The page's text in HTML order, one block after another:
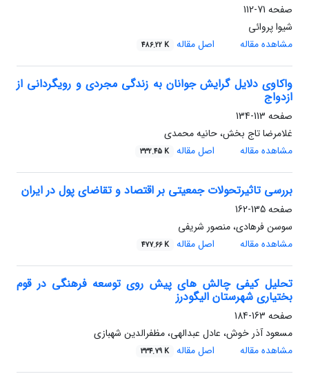
صفحه 71-112
شیوا پروائی
مشاهده مقاله
اصل مقاله 486.22 K
واکاوی دلایل گرایش جوانان به زندگی مجردی و رویگردانی از
ازدواج
صفحه 113-134
غلامرضا تاج بخش، حانیه محمدی
مشاهده مقاله
اصل مقاله 332.45 K
بررسی تاثیرتحولات جمعیتی بر اقتصاد و تقاضای پول در ایران
صفحه135-162
سوسن فرهادی، منصور شریفی
مشاهده مقاله
اصل مقاله 477.66 K
تحلیل کیفی چالش های پیش روی توسعه فرهنگی در قوم
بختیاری شهرستان الیگودرز
صفحه 163-184
مسعود آذر خوش، عادل عبدالهی، مظفرالدین شهبازی
مشاهده مقاله
اصل مقاله 334.79 K